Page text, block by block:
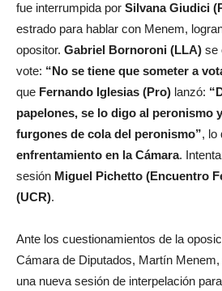
fue interrumpida por Silvana Giudici
estrado para hablar con Menem,
opositor. Gabriel Bornoroni (LLA) se
vote: “No se tiene que someter a
que Fernando Iglesias (Pro) lanzó:
papelones, se lo digo al peronismo
furgones de cola del peronismo”, lo
enfrentamiento en la Cámara.
sesión Miguel Pichetto (Encuentro
(UCR).
Ante los cuestionamientos de la
Cámara de Diputados, Martín
una nueva sesión de interpelación